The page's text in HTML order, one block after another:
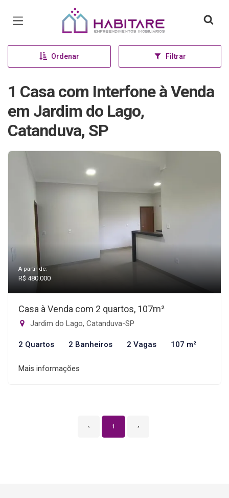
Página inicial
Ordenar Filtrar
1 Casa com Interfone à Venda
em Jardim do Lago,
Catanduva, SP
A partir de:
R$ 480.000
Casa à Venda com 2 quartos, 107m²
Jardim do Lago, Catanduva-SP
2 Quartos 2 Banheiros 2 Vagas 107 m²
Mais informações
‹ 1 ›